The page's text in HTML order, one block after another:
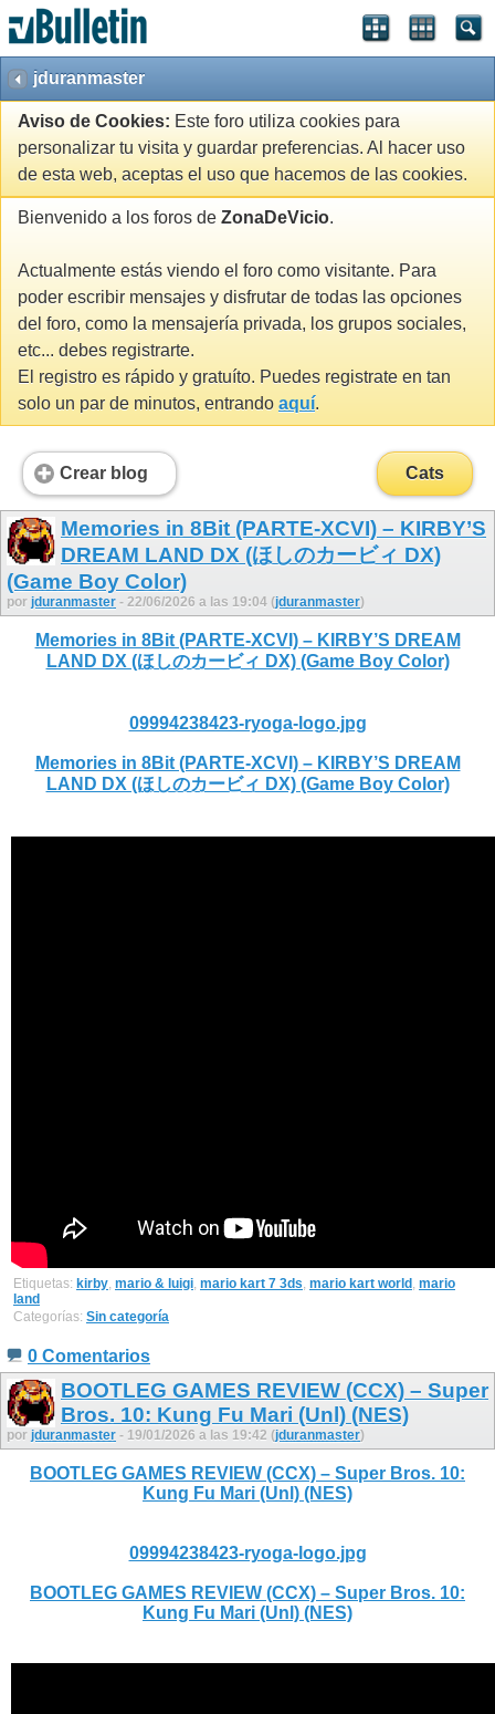
jduranmaster
Aviso de Cookies: Este foro utiliza cookies para
personalizar tu visita y guardar preferencias. Al hacer uso
de esta web, aceptas el uso que hacemos de las cookies.
Bienvenido a los foros de ZonaDeVicio.
Actualmente estás viendo el foro como visitante. Para
poder escribir mensajes y disfrutar de todas las opciones
del foro, como la mensajería privada, los grupos sociales,
etc... debes registrarte.
El registro es rápido y gratuíto. Puedes registrate en tan
solo un par de minutos, entrando aquí.
Crear blog Cats
Memories in 8Bit (PARTE-XCVI) – KIRBY’S
DREAM LAND DX (ほしのカービィ DX)
(Game Boy Color)
por jduranmaster - 22/06/2026 a las 19:04 (jduranmaster)
Memories in 8Bit (PARTE-XCVI) – KIRBY’S DREAM
LAND DX (ほしのカービィ DX) (Game Boy Color)
09994238423-ryoga-logo.jpg
Memories in 8Bit (PARTE-XCVI) – KIRBY’S DREAM
LAND DX (ほしのカービィ DX) (Game Boy Color)
Etiquetas: kirby, mario & luigi, mario kart 7 3ds, mario kart world , mario
land
Categorías: Sin categoría
0 Comentarios
BOOTLEG GAMES REVIEW (CCX) – Super
Bros. 10: Kung Fu Mari (Unl) (NES)
por jduranmaster - 19/01/2026 a las 19:42 (jduranmaster)
BOOTLEG GAMES REVIEW (CCX) – Super Bros. 10:
Kung Fu Mari (Unl) (NES)
09994238423-ryoga-logo.jpg
BOOTLEG GAMES REVIEW (CCX) – Super Bros. 10:
Kung Fu Mari (Unl) (NES)